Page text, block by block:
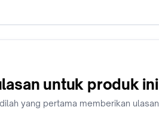
untuk produk ini
yang pertama memberikan ulasan